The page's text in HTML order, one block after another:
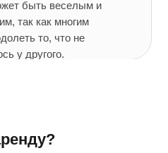
быть веселым и
так как многим
то, что не
у другого.